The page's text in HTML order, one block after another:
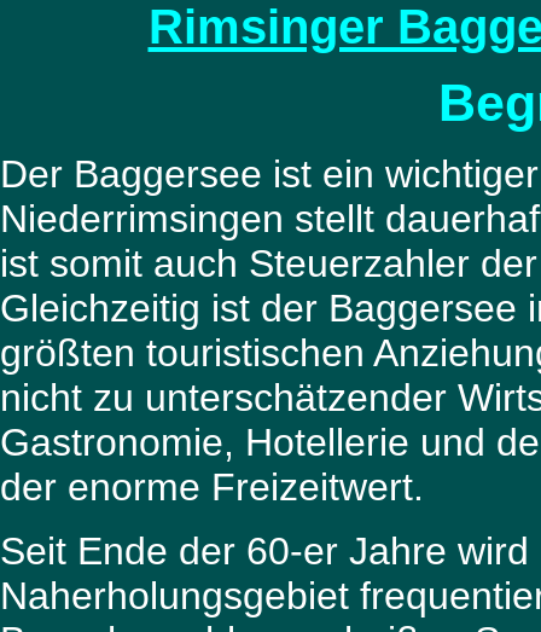
Rimsinger
Der Baggersee ist ein
Niederrimsingen stellt
ist somit auch Steuerzahler
Gleichzeitig ist der Baggersee
größten touristischen
nicht zu unterschätzender
Gastronomie, Hotellerie und
der enorme Freizeitwert.
Seit Ende der 60-er Jahre
Naherholungsgebiet